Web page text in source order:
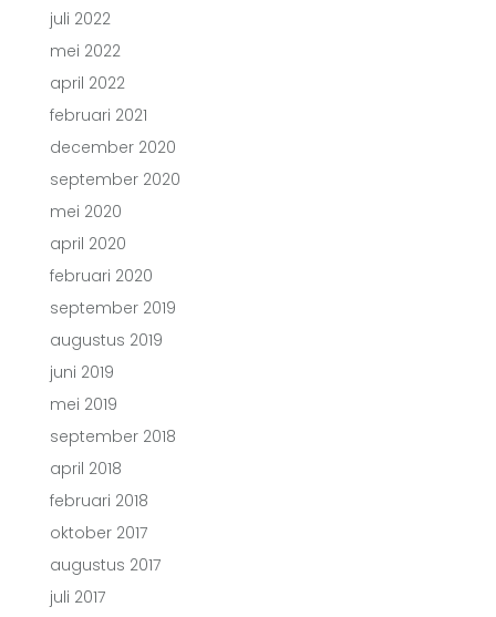
juli 2022
mei 2022
april 2022
februari 2021
december 2020
september 2020
mei 2020
april 2020
februari 2020
september 2019
augustus 2019
juni 2019
mei 2019
september 2018
april 2018
februari 2018
oktober 2017
augustus 2017
juli 2017